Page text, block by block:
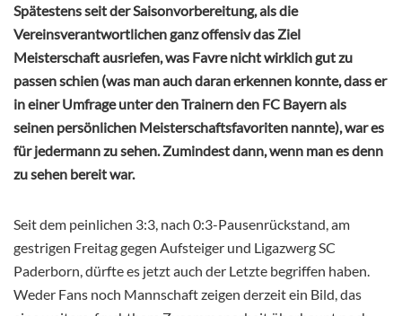
Spätestens seit der Saisonvorbereitung, als die
Vereinsverantwortlichen ganz offensiv das Ziel
Meisterschaft ausriefen, was Favre nicht wirklich gut zu
passen schien (was man auch daran erkennen konnte, dass er
in einer Umfrage unter den Trainern den FC Bayern als
seinen persönlichen Meisterschaftsfavoriten nannte), war es
für jedermann zu sehen. Zumindest dann, wenn man es denn
zu sehen bereit war.
Seit dem peinlichen 3:3, nach 0:3-Pausenrückstand, am
gestrigen Freitag gegen Aufsteiger und Ligazwerg SC
Paderborn, dürfte es jetzt auch der Letzte begriffen haben.
Weder Fans noch Mannschaft zeigen derzeit ein Bild, das